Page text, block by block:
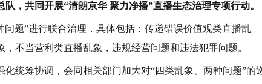
，共同开展“清朗京华 聚力净播”直播生态治理专项行动。
题”进行联合治理，具体包括：传递错误价值观类直播乱
不当营利类直播乱象，违规经营问题和违法犯罪问题。
统筹协调，会同相关部门加大对“四类乱象、两种问题”的